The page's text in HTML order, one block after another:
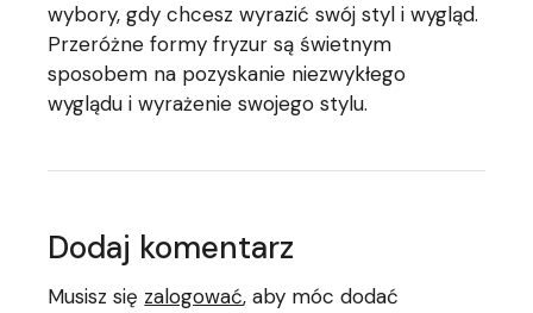
wybory, gdy chcesz wyrazić swój styl i wygląd.
Przeróżne formy fryzur są świetnym
sposobem na pozyskanie niezwykłego
wyglądu i wyrażenie swojego stylu.
Dodaj komentarz
Musisz się zalogować, aby móc dodać